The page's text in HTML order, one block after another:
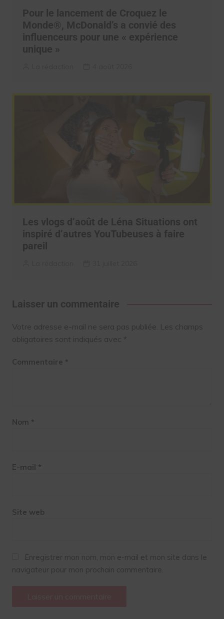
Pour le lancement de Croquez le
Monde®, McDonald’s a convié des
influenceurs pour une « expérience
unique »
Les vlogs d’août de Léna Situations ont
inspiré d’autres YouTubeuses à faire
pareil
Laisser un commentaire
Votre adresse e-mail ne sera pas publiée. Les champs
obligatoires sont indiqués avec *
Commentaire *
Nom *
E-mail *
Site web
Enregistrer mon nom, mon e-mail et mon site dans le
navigateur pour mon prochain commentaire.